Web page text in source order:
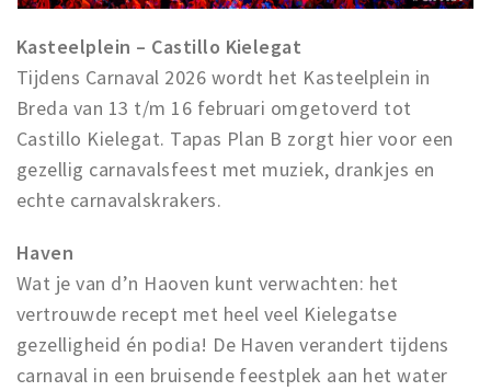
Kasteelplein – Castillo Kielegat
Tijdens Carnaval 2026 wordt het Kasteelplein in
Breda van 13 t/m 16 februari omgetoverd tot
Castillo Kielegat. Tapas Plan B zorgt hier voor een
gezellig carnavalsfeest met muziek, drankjes en
echte carnavalskrakers.
Haven
Wat je van d’n Haoven kunt verwachten: het
vertrouwde recept met heel veel Kielegatse
gezelligheid én podia! De Haven verandert tijdens
carnaval in een bruisende feestplek aan het water